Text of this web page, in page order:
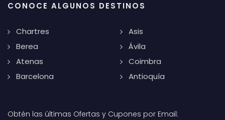
CONOCE ALGUNOS DESTINOS
Chartres
Berea
Atenas
Barcelona
Asis
Ávila
Coimbra
Antioquía
Obtén las últimas Ofertas y Cupones por Email: